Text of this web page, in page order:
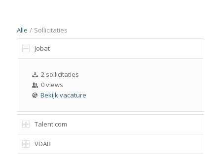
Alle / Sollicitaties
Jobat
2 sollicitaties
0 views
Bekijk vacature
Talent.com
VDAB